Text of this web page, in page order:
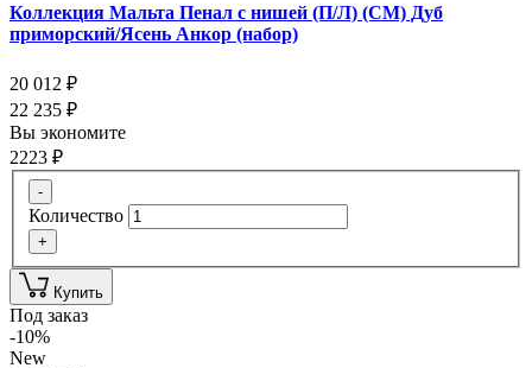
Коллекция Мальта Пенал с нишей (П/Л) (СМ) Дуб
приморский/Ясень Анкор (набор)
20 012 ₽
22 235 ₽
Вы экономите
2223 ₽
-
Количество
+
Купить
Под заказ
-10%
New